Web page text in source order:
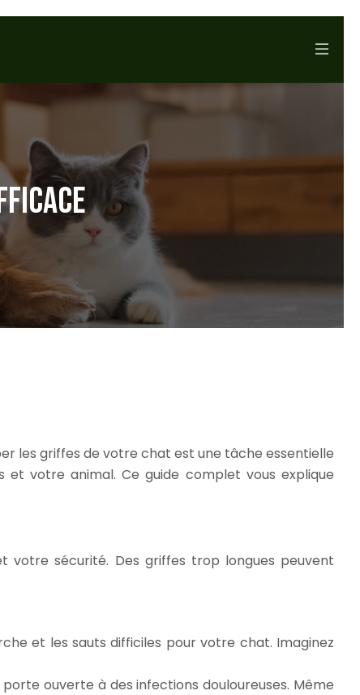
les griffes de votre chat est une tâche essentielle
votre animal. Ce guide complet vous explique
votre sécurité. Des griffes trop longues peuvent
et les sauts difficiles pour votre chat. Imaginez
ouverte à des infections douloureuses. Même